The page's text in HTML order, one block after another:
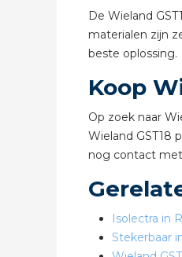
De Wieland
materialen zijn
beste oplossing.
Koop
Op zoek naar
Wieland GST18
nog contact met
Isolectra in
Stekerbaar